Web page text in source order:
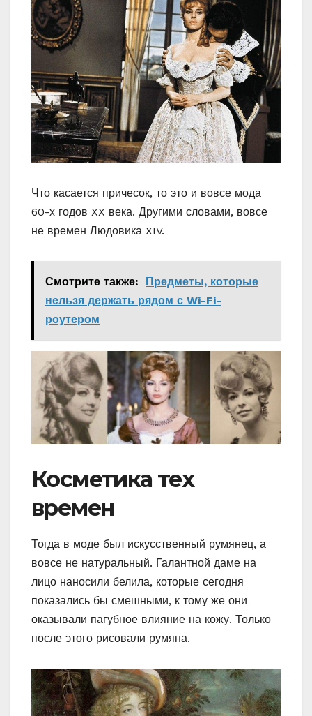
Что касается причесок, то это и вовсе мода
60-х годов XX века. Другими словами, вовсе
не времен Людовика XIV.
Смотрите также:
Предметы, которые
нельзя держать рядом с Wi-Fi-
роутером
Косметика тех
времен
Тогда в моде был искусственный румянец, а
вовсе не натуральный. Галантной даме на
лицо наносили белила, которые сегодня
показались бы смешными, к тому же они
оказывали пагубное влияние на кожу. Только
после этого рисовали румяна.